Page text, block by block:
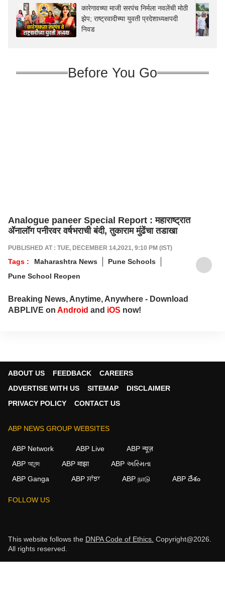
कारेगावच्या माजी सरपंच निर्मला नवलेंची मोठी
झेप; राष्ट्रवादीच्या युवती प्रदेशाध्यक्षपदी
निवड
Before You Go
Analogue paneer Special Report : महाराष्ट्रात
ॲनालॉग पनीरवर वर्षभराची बंदी, तुकाराम मुंढेंचा तडाखा
PUBLISHED AT : TUE, DECEMBER 14,2021, 9:10 PM (IST)
Tags : Maharashtra News
Pune Schools
Pune School Reopen
Breaking News, Anytime, Anywhere - Download
ABPLIVE on Android and iOS now!
ABOUT US FEEDBACK
CAREERS
ADVERTISE WITH US
SITEMAP
DISCLAIMER
PRIVACY POLICY
CONTACT US
ABP NEWS GROUP WEBSITES
ABP Network ABP Live
ABP न्यूज़
ABP আনন্দ
ABP माझा
ABP અસ્મિતા
ABP Ganga
ABP ਸਾਂਝਾ ABP நாடு ABP దేశం
FOLLOW US
This website follows the DNPA Code of Ethics. Copyright@2026.
All rights reserved.